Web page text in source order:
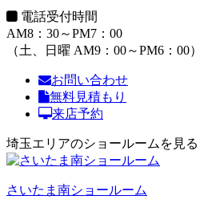
電話受付時間
AM8：30～PM7：00
（土、日曜 AM9：00～PM6：00）
お問い合わせ
無料見積もり
来店予約
埼玉エリアのショールームを見る
さいたま南ショールーム